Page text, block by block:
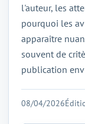
l'auteur, les
pourquoi les
apparaître
souvent de
publication
08/04/2026